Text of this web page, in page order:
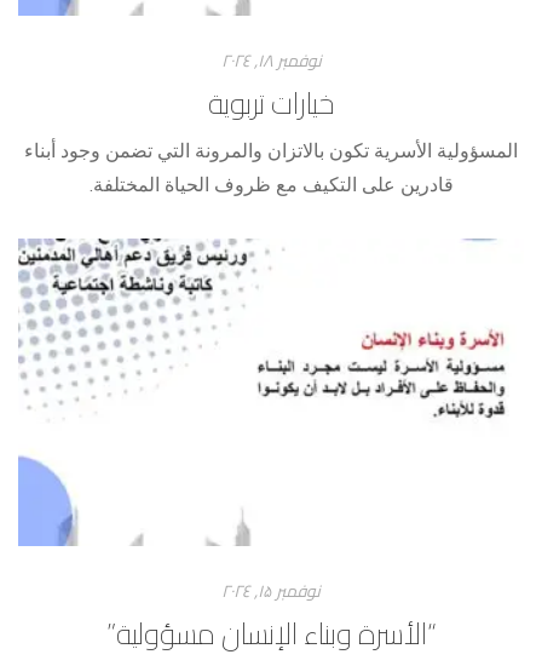
نوفمبر ۱۸, ۲۰۲٤
خيارات تربوية
المسؤولية الأسرية تكون بالاتزان والمرونة التي تضمن وجود أبناء
قادرين على التكيف مع ظروف الحياة المختلفة.
نوفمبر ۱۵, ۲۰۲٤
“الأسرة وبناء الإنسان ‎مسؤولية”